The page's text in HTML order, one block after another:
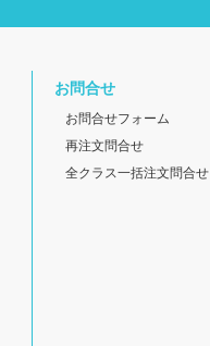
お問合せ
お問合せフォーム
再注文問合せ
全クラス一括注文問合せ